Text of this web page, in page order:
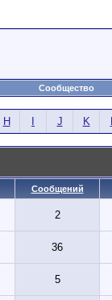
Сообщество
H J K
Сообщений
2
36
5